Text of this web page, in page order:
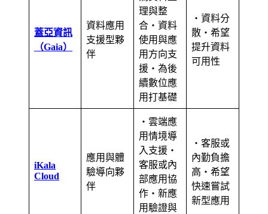
蓋亞資訊
（Gaia）
資料應用
支援型夥
伴
理與整
合・資料
使用與應
用方向支
援・為後
續數位應
用打基礎
・資料分
散・希望
提升資料
可用性
iKala
Cloud
應用與體
驗導向夥
伴
・雲端應
用情境導
入支援・
客服或內
部應用協
作・新應
用驗證與
・客服或
內勤負擔
高・希望
快速嘗試
新型應用